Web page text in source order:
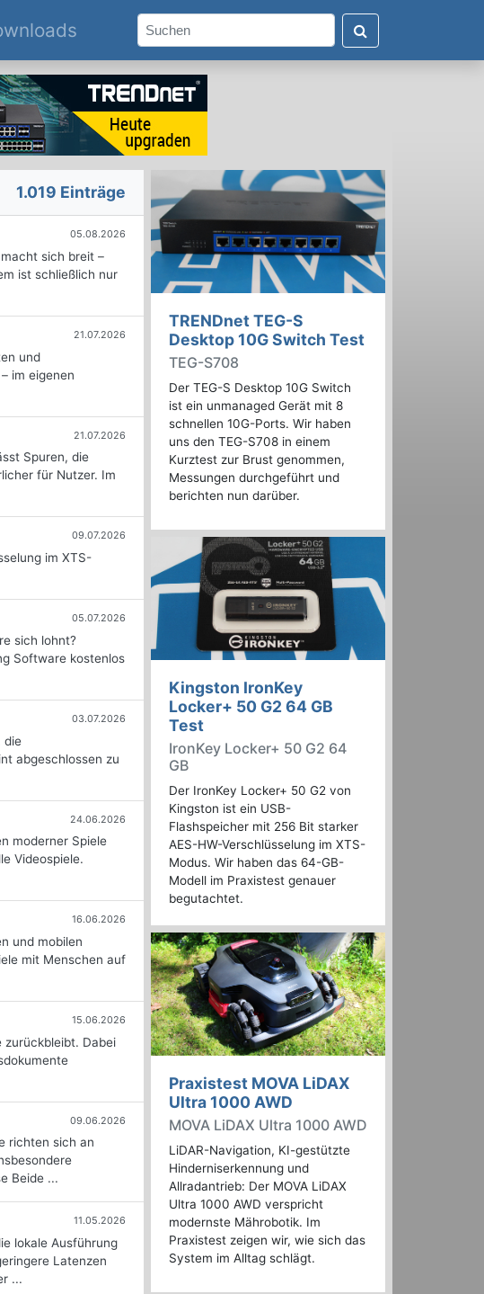
1.019 Einträge
05.08.2026
sich breit –
ist schließlich nur
21.07.2026
und
im eigenen
21.07.2026
Spuren, die
für Nutzer. Im
09.07.2026
im XTS-
05.07.2026
sich lohnt?
Software kostenlos
03.07.2026
die
abgeschlossen zu
24.06.2026
moderner Spiele
Videospiele.
16.06.2026
und mobilen
mit Menschen auf
15.06.2026
Dabei
09.06.2026
richten sich an
Beide ...
11.05.2026
lokale Ausführung
Latenzen
...
TRENDnet TEG-S
Desktop 10G Switch Test
TEG-S708
Der TEG-S Desktop 10G Switch
ist ein unmanaged Gerät mit 8
schnellen 10G-Ports. Wir haben
uns den TEG-S708 in einem
Kurztest zur Brust genommen,
Messungen durchgeführt und
berichten nun darüber.
Kingston IronKey
Locker+ 50 G2 64 GB
Test
IronKey Locker+ 50 G2 64
GB
Der IronKey Locker+ 50 G2 von
Kingston ist ein USB-
Flashspeicher mit 256 Bit starker
AES-HW-Verschlüsselung im XTS-
Modus. Wir haben das 64-GB-
Modell im Praxistest genauer
begutachtet.
Praxistest MOVA LiDAX
Ultra 1000 AWD
MOVA LiDAX Ultra 1000 AWD
LiDAR-Navigation, KI-gestützte
Hinderniserkennung und
Allradantrieb: Der MOVA LiDAX
Ultra 1000 AWD verspricht
modernste Mährobotik. Im
Praxistest zeigen wir, wie sich das
System im Alltag schlägt.